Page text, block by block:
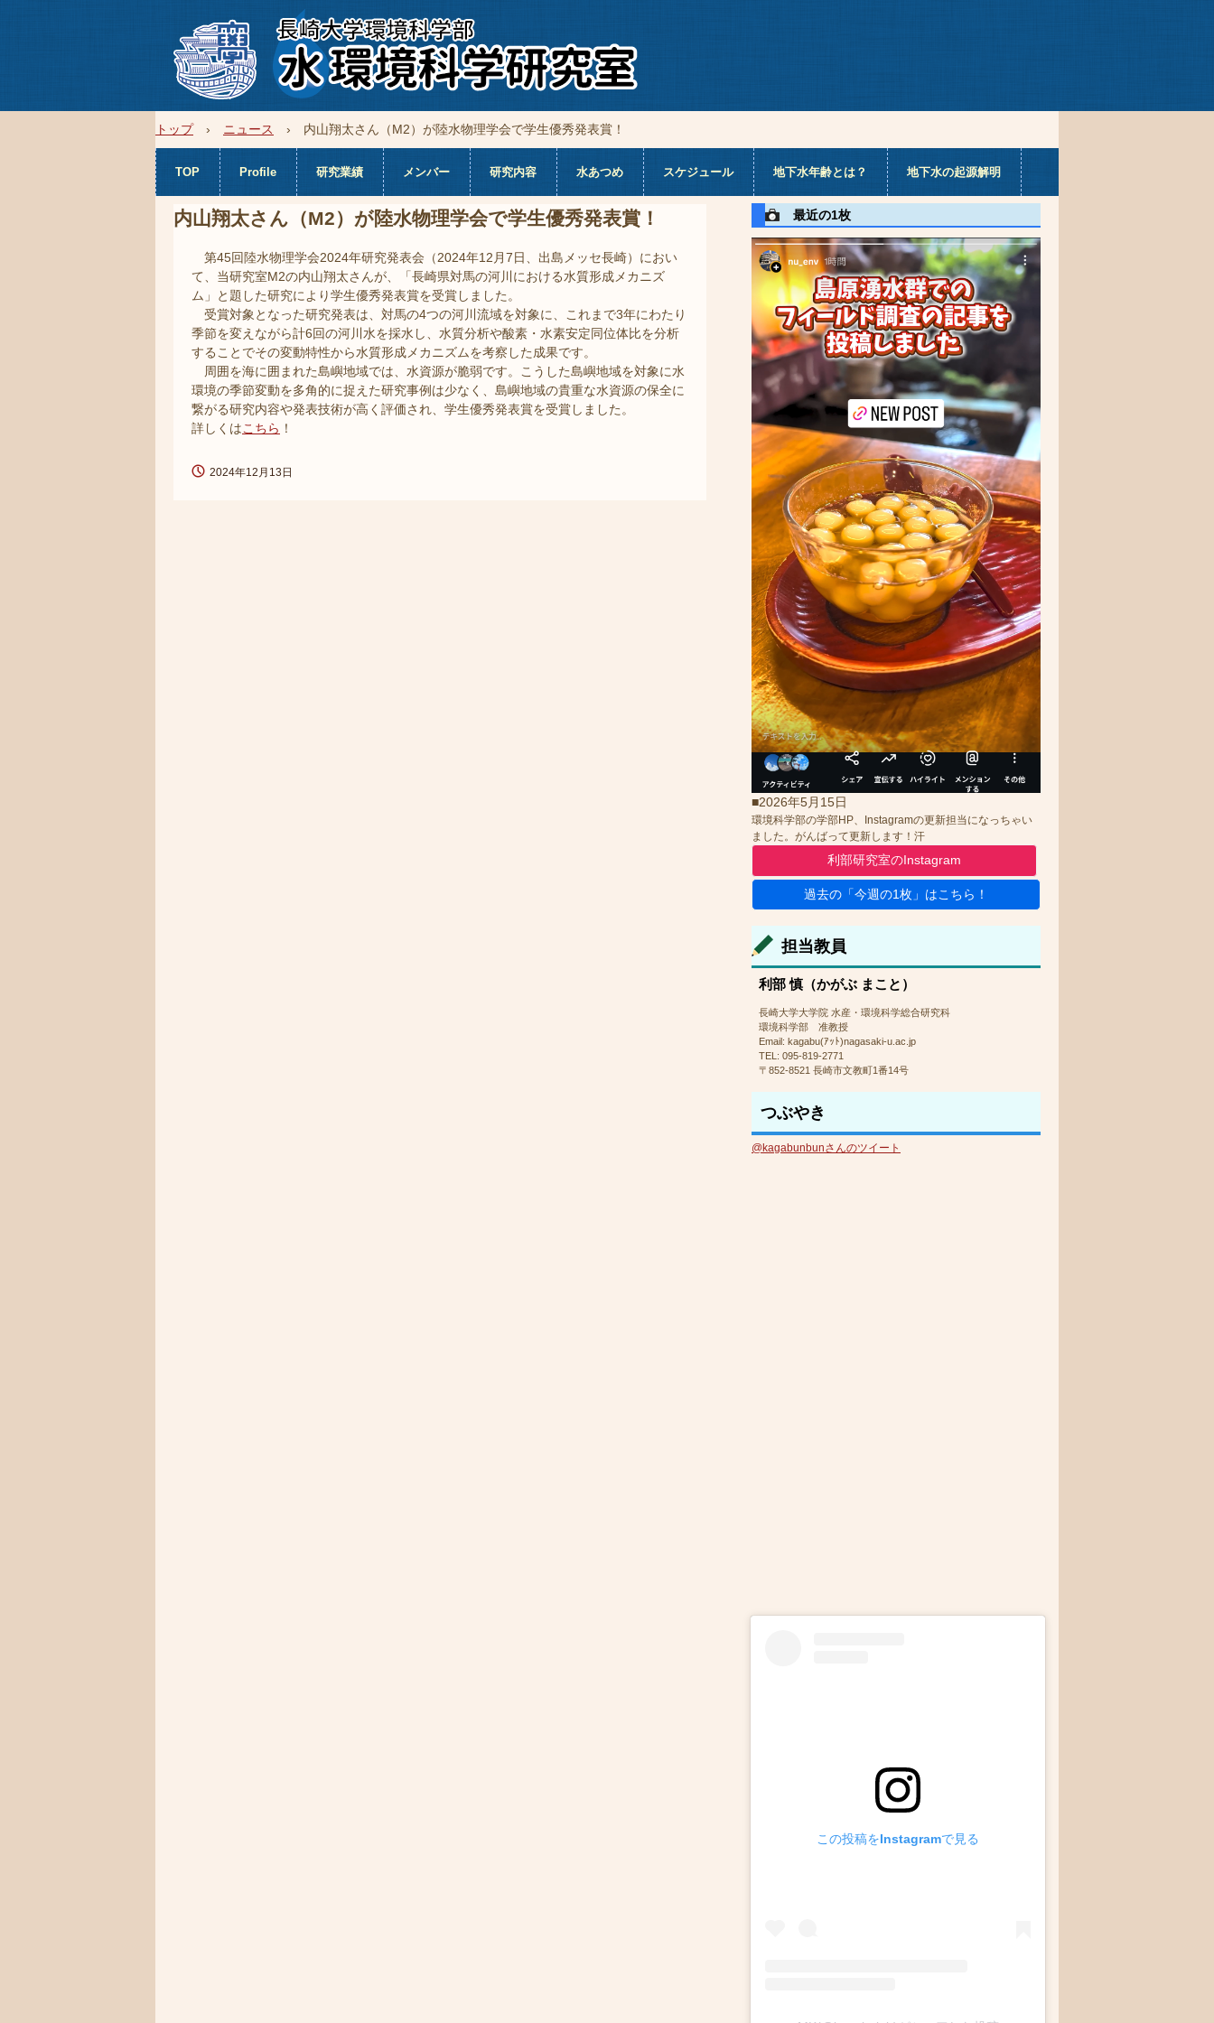
トップ › ニュース › 内山翔太さん（M2）が陸水物理学会で学生優秀発表賞！
TOP Profile 研究業績 メンバー 研究内容 水あつめ スケジュール 地下水年齢とは？ 地下水の起源解明
内山翔太さん（M2）が陸水物理学会で学生優秀発表賞！
第45回陸水物理学会2024年研究発表会（2024年12月7日、出島メッセ長崎）におい
て、当研究室M2の内山翔太さんが、「長崎県対馬の河川における水質形成メカニズ
ム」と題した研究により学生優秀発表賞を受賞しました。
受賞対象となった研究発表は、対馬の4つの河川流域を対象に、これまで3年にわたり
季節を変えながら計6回の河川水を採水し、水質分析や酸素・水素安定同位体比を分析
することでその変動特性から水質形成メカニズムを考察した成果です。
周囲を海に囲まれた島嶼地域では、水資源が脆弱です。こうした島嶼地域を対象に水
環境の季節変動を多角的に捉えた研究事例は少なく、島嶼地域の貴重な水資源の保全に
繋がる研究内容や発表技術が高く評価され、学生優秀発表賞を受賞しました。
詳しくはこちら ！
2024年12月13日
最近の1枚
■2026年5月15日
環境科学部の学部HP、Instagramの更新担当になっちゃい
ました。がんばって更新します！汗
利部研究室のInstagram
過去の「今週の1枚」はこちら！
担当教員
利部 慎（かがぶ まこと）
長崎大学大学院 水産・環境科学総合研究科
環境科学部 准教授
Email: kagabu(ｱｯﾄ)nagasaki-u.ac.jp
TEL: 095-819-2771
〒852-8521 長崎市文教町1番14号
つぶやき
@kagabunbunさんのツイート
この投稿をInstagramで見る